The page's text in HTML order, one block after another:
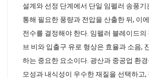
설계와 선정 단계에서 단일 임펠러 송풍기
통해 필요한 풍량과 전압을 산출한 뒤, 이
전수를 결정해야 한다. 임펠러 블레이드의
브 비와 입출구 유로 형상은 효율과 소음,
하는 중요한 요소이다. 광산과 중공업 환
모성과 내식성이 우수한 재질을 선택하고,